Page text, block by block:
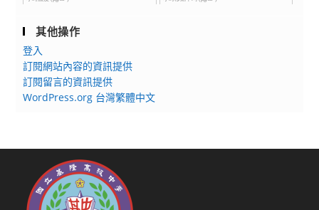
其他操作
登入
訂閱網站內容的資訊提供
訂閱留言的資訊提供
WordPress.org 台灣繁體中文